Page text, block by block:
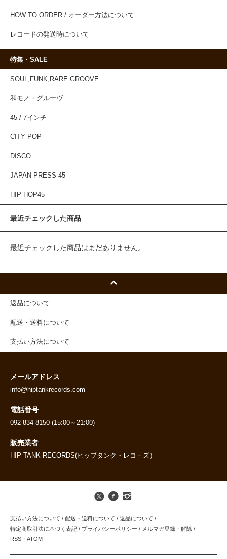
HOW TO ORDER / オーダー方法について
レコードの発送時について
特集・SALE
SOUL,FUNK,RARE GROOVE
和モノ・グルーヴ
45 / 7インチ
CITY POP
DISCO
JAPAN PRESS 45
HIP HOP45
最近チェックした商品
最近チェックした商品はまだありません。
返品について
配送・送料について
支払い方法について
メールアドレス
info@hiptankrecords.com
電話番号
092-834-8150 (15:00～21:00)
販売業者
HIP TANK RECORDS(ヒップタンク・レコ－ズ）
支払い方法について / 配送・送料について / 返品について /
特定商取引法に基づく表記 / プライバシーポリシー / メルマガ登録・解除 /
RSS ・ ATOM